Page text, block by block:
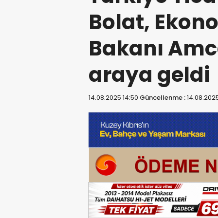
Bolat,
Bakanı
araya geldi
14.08.2025 14:50 Güncellenme :